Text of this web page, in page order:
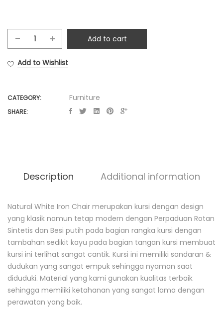
Natural
Iron
Add to cart
Add to Wishlist
CATEGORY: Furniture
SHARE:
Description Additional information
D
e
s
c
r
i
p
t
i
o
n
Natural White Iron Chair merupakan kursi dengan design
yang klasik namun tetap modern dengan Perpaduan Rotan
Sintetis dan Besi putih pada bagian rangka kursi dengan
tambahan sedikit kayu pada bagian tangan kursi membuat
kursi ini terlihat sangat cantik. Kursi ini memiliki sandaran &
dudukan yang sangat empuk sehingga nyaman saat
diduduki. Material yang kami gunakan kualitas terbaik
sehingga memiliki ketahanan yang sangat lama dengan
perawatan yang baik.